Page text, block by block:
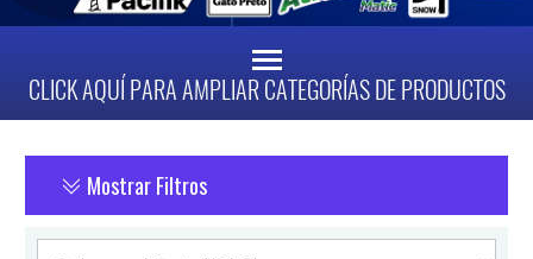
CLICK AQUÍ PARA AMPLIAR CATEGORÍAS DE PRODUCTOS
Mostrar Filtros